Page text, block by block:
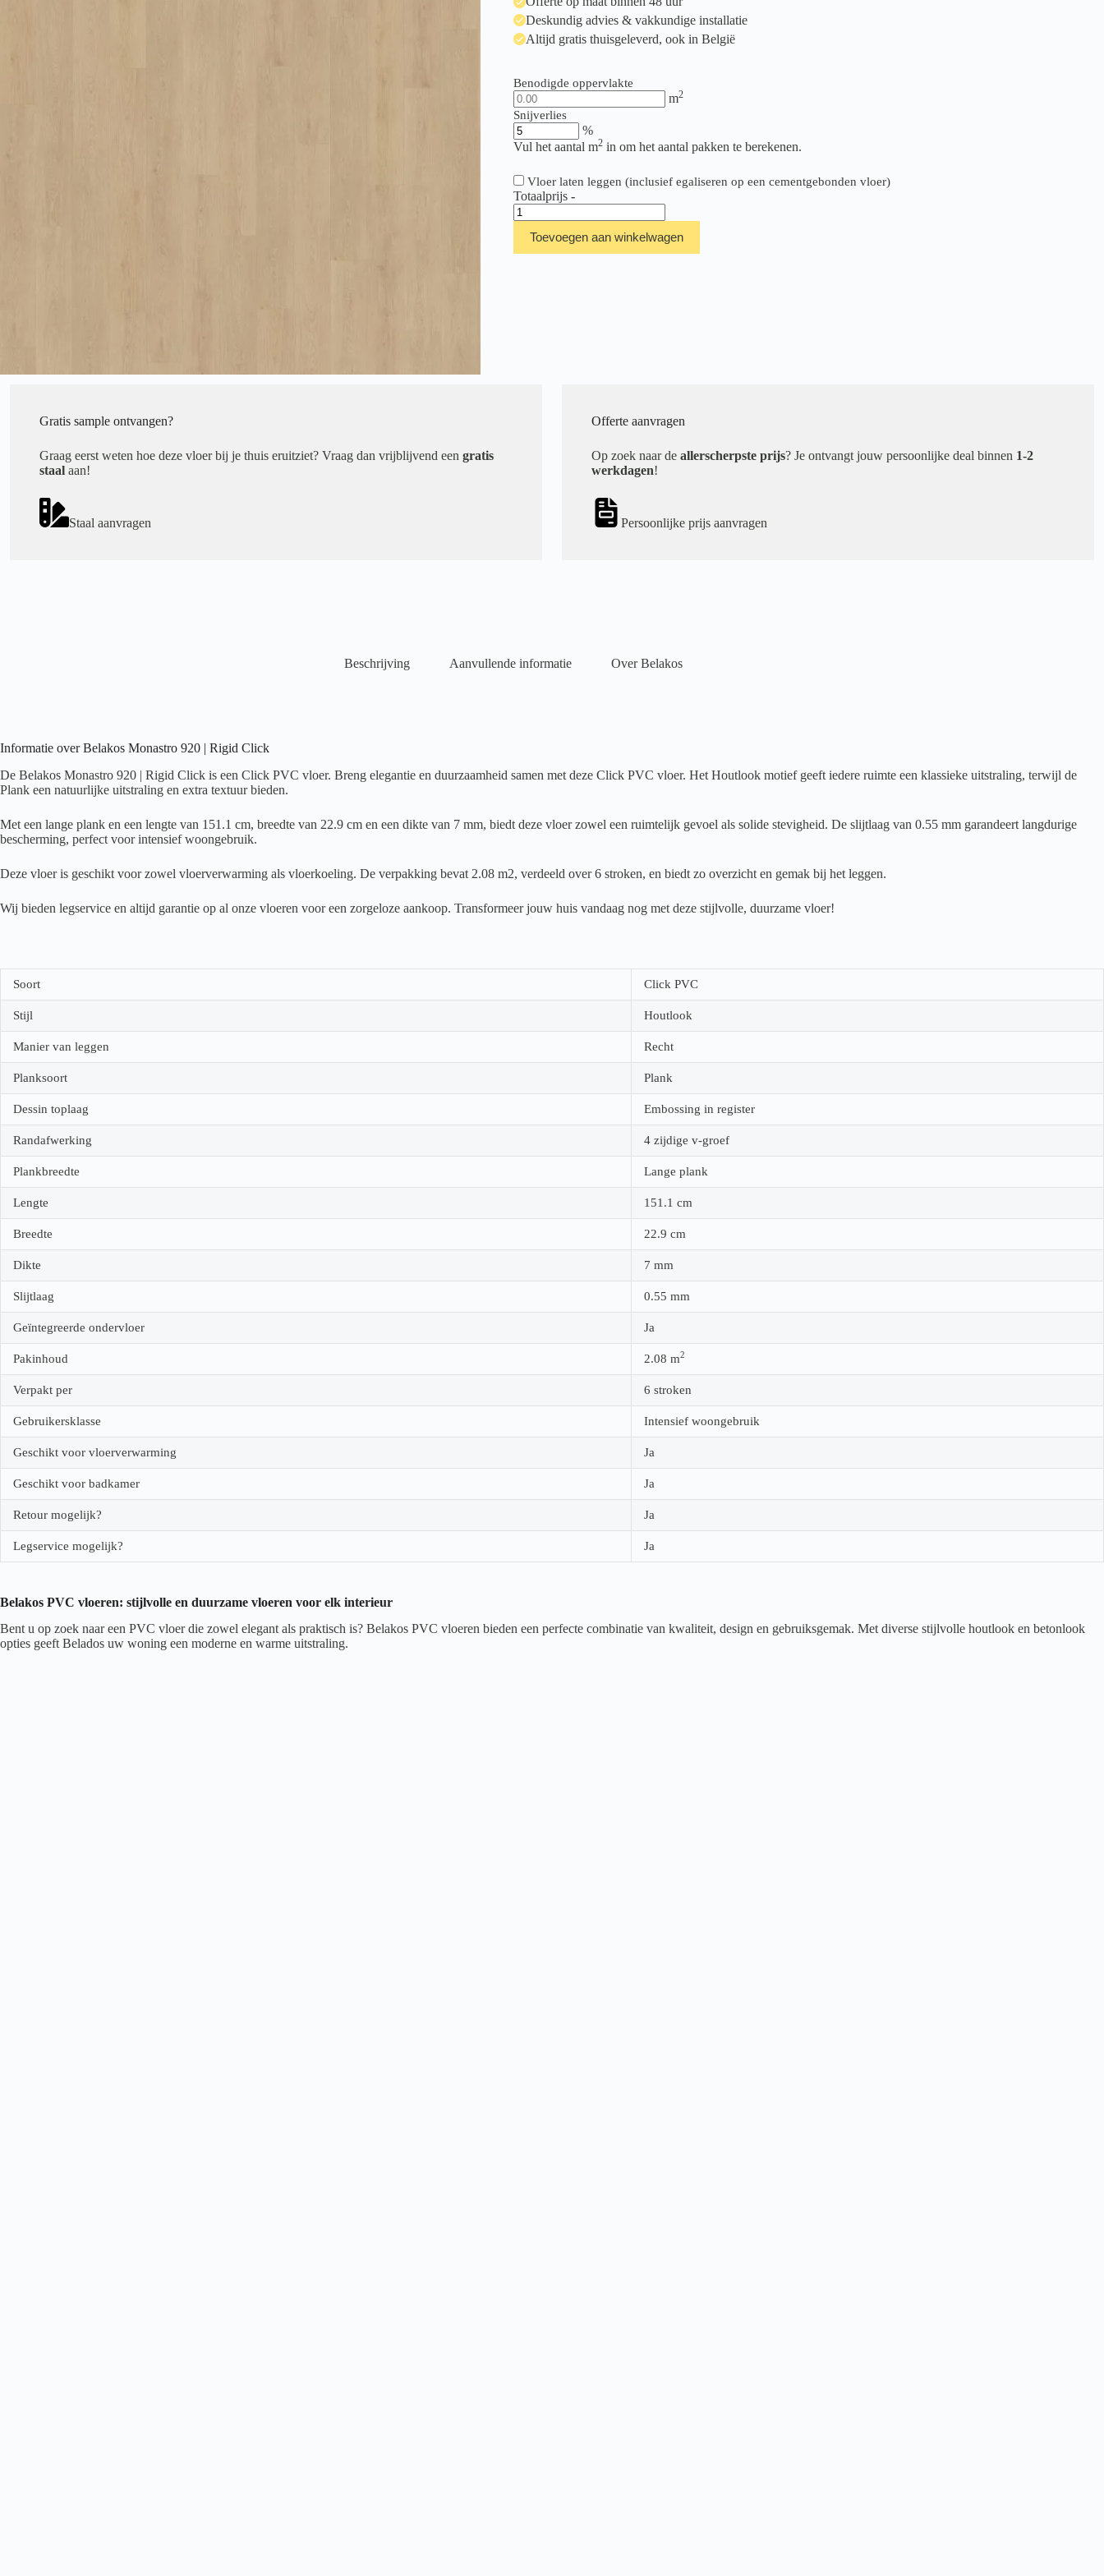
Deskundig advies & vakkundige installatie
Altijd gratis thuisgeleverd, ook in België
Benodigde oppervlakte
m2
Snijverlies
%
Vul het aantal m2in om het aantal pakken te berekenen.
Vloer laten leggen (inclusief egaliseren op een cementgebonden vloer)
Totaalprijs -
Belakos
Monastro
920
|
Toevoegen aan winkelwagen
Gratis sample ontvangen?
Graag eerst weten hoe deze vloer bij je thuis eruitziet? Vraag dan vrijblijvend een gratis
staal aan!
Staal aanvragen
Offerte aanvragen
Op zoek naar de allerscherpste prijs? Je ontvangt jouw persoonlijke deal binnen 1-2
werkdagen!
Persoonlijke prijs aanvragen
Beschrijving Aanvullende informatie Over Belakos
Informatie over Belakos Monastro 920 | Rigid Click
De Belakos Monastro 920 | Rigid Click is een Click PVC vloer. Breng elegantie en duurzaamheid samen met deze Click PVC vloer. Het Houtlook motief geeft iedere ruimte een klassieke uitstraling, terwijl de
Plank een natuurlijke uitstraling en extra textuur bieden.
Met een lange plank en een lengte van 151.1 cm, breedte van 22.9 cm en een dikte van 7 mm, biedt deze vloer zowel een ruimtelijk gevoel als solide stevigheid. De slijtlaag van 0.55 mm garandeert langdurige
bescherming, perfect voor intensief woongebruik.
Deze vloer is geschikt voor zowel vloerverwarming als vloerkoeling. De verpakking bevat 2.08 m2, verdeeld over 6 stroken, en biedt zo overzicht en gemak bij het leggen.
Wij bieden legservice en altijd garantie op al onze vloeren voor een zorgeloze aankoop. Transformeer jouw huis vandaag nog met deze stijlvolle, duurzame vloer!
Soort Click PVC
Stijl Houtlook
Manier van leggen Recht
Planksoort Plank
Dessin toplaag Embossing in register
Randafwerking 4 zijdige v-groef
Plankbreedte Lange plank
Lengte 151.1 cm
Breedte 22.9 cm
Dikte 7 mm
Slijtlaag 0.55 mm
Geïntegreerde ondervloer Ja
Pakinhoud 2.08 m2
Verpakt per 6 stroken
Gebruikersklasse Intensief woongebruik
Geschikt voor vloerverwarming Ja
Geschikt voor badkamer Ja
Retour mogelijk? Ja
Legservice mogelijk? Ja
Belakos PVC vloeren: stijlvolle en duurzame vloeren voor elk interieur
Bent u op zoek naar een PVC vloer die zowel elegant als praktisch is? Belakos PVC vloeren bieden een perfecte combinatie van kwaliteit, design en gebruiksgemak. Met diverse stijlvolle houtlook en betonlook
opties geeft Belados uw woning een moderne en warme uitstraling.